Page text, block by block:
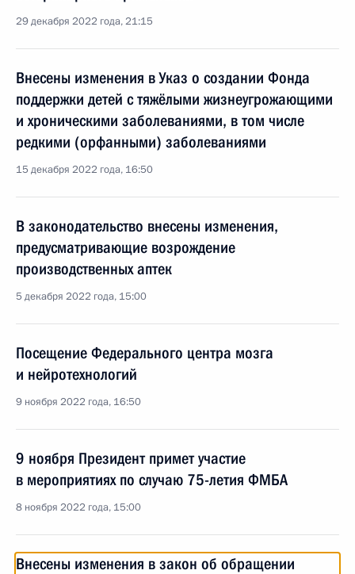
29 декабря 2022 года, 21:15
Внесены изменения в Указ о создании Фонда
поддержки детей с тяжёлыми жизнеугрожающими
и хроническими заболеваниями, в том числе
редкими (орфанными) заболеваниями
15 декабря 2022 года, 16:50
В законодательство внесены изменения,
предусматривающие возрождение
производственных аптек
5 декабря 2022 года, 15:00
Посещение Федерального центра мозга
и нейротехнологий
9 ноября 2022 года, 16:50
9 ноября Президент примет участие
в мероприятиях по случаю 75-летия ФМБА
8 ноября 2022 года, 15:00
Внесены изменения в закон об обращении